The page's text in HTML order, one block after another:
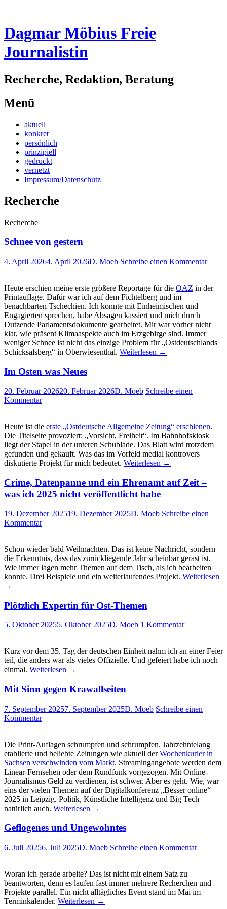
Dagmar Möbius Freie
Journalistin
Recherche, Redaktion, Beratung
Menü
Zum
Inhalt
springen
aktuell
konkret
persönlich
prinzipiell
gedruckt
vernetzt
Impressum/Datenschutz
Recherche
Recherche
Schnee von gestern
4. April 20264. April 2026D. Moeb Schreibe einen Kommentar
Heute erschien meine erste größere Reportage für die OAZ in der
Printauflage. Dafür war ich auf dem Fichtelberg und im
benachbarten Tschechien. Ich konnte mit Einheimischen und
Engagierten sprechen, habe Absagen kassiert und mich durch
Dutzende Parlamentsdokumente gearbeitet. Mir war vorher nicht
klar, wie präsent Klimaaspekte auch im Erzgebirge sind. Immer
weniger Schnee ist nicht das einzige Problem für „Ostdeutschlands
Schicksalsberg“ in Oberwiesenthal. Weiterlesen →
Im Osten was Neues
20. Februar 202620. Februar 2026D. Moeb Schreibe einen
Kommentar
Heute ist die erste „Ostdeutsche Allgemeine Zeitung“ erschienen.
Die Titelseite provoziert: „Vorsicht, Freiheit“. Im Bahnhofskiosk
liegt der Stapel in der unteren Schublade. Das Blatt wird trotzdem
gefunden und gekauft. Was das im Vorfeld medial kontrovers
diskutierte Projekt für mich bedeutet. Weiterlesen →
Crime, Datenpanne und ein Ehrenamt auf Zeit –
was ich 2025 nicht veröffentlicht habe
19. Dezember 202519. Dezember 2025D. Moeb Schreibe einen
Kommentar
Schon wieder bald Weihnachten. Das ist keine Nachricht, sondern
die Erkenntnis, dass das zurückliegende Jahr scheinbar gerast ist.
Wie immer lagen mehr Themen auf dem Tisch, als ich bearbeiten
konnte. Drei Beispiele und ein weiterlaufendes Projekt. Weiterlesen
→
Plötzlich Expertin für Ost-Themen
5. Oktober 20255. Oktober 2025D. Moeb 1 Kommentar
Kurz vor dem 35. Tag der deutschen Einheit nahm ich an einer Feier
teil, die anders war als vieles Offizielle. Und gefeiert habe ich noch
einmal. Weiterlesen →
Mit Sinn gegen Krawallseiten
7. September 20257. September 2025D. Moeb Schreibe einen
Kommentar
Die Print-Auflagen schrumpfen und schrumpfen. Jahrzehntelang
etablierte und beliebte Zeitungen wie aktuell derWochenkurier in
Sachsen verschwinden vom Markt. Streamingangebote werden dem
Linear-Fernsehen oder dem Rundfunk vorgezogen. Mit Online-
Journalismus Geld zu verdienen, ist schwer. Aber es geht. Wie, war
eins der vielen Themen auf der Digitalkonferenz „Besser online“
2025 in Leipzig. Politik, Künstliche Intelligenz und Big Tech
natürlich auch. Weiterlesen →
Geflogenes und Ungewohntes
6. Juli 20256. Juli 2025D. Moeb Schreibe einen Kommentar
Woran ich gerade arbeite? Das ist nicht mit einem Satz zu
beantworten, denn es laufen fast immer mehrere Recherchen und
Projekte parallel. Ein nicht alltägliches Event stand im Mai im
Terminkalender. Weiterlesen →